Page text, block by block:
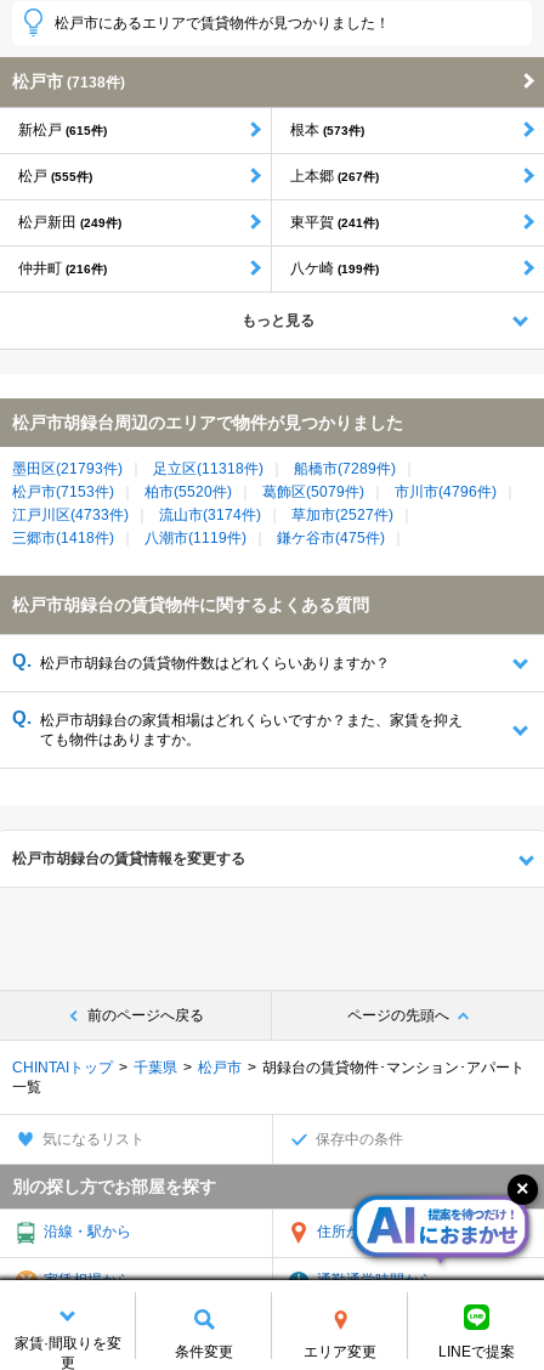
家賃·間取りを変
更
条件変更 エリア変更 LINEで提案
松戸市にあるエリアで賃貸物件が見つかりました！
松戸市 (7138件)
新松戸 (615件) 根本 (573件)
松戸 (555件) 上本郷 (267件)
松戸新田 (249件) 東平賀 (241件)
仲井町 (216件) 八ケ崎 (199件)
もっと見る
松戸市胡録台周辺のエリアで物件が見つかりました
墨田区(21793件) 足立区(11318件)
船橋市(7289件)
松戸市(7153件)
柏市(5520件) 葛飾区(5079件)
市川市(4796件)
江戸川区(4733件)
流山市(3174件)
草加市(2527件)
三郷市(1418件)
八潮市(1119件) 鎌ケ谷市(475件)
松戸市胡録台の賃貸物件に関するよくある質問
松戸市胡録台の賃貸物件数はどれくらいありますか？
松戸市胡録台の家賃相場はどれくらいですか？また、家賃を抑え
ても物件はありますか。
松戸市胡録台の賃貸情報を変更する
前のページへ戻る ページの先頭へ
CHINTAIトップ 千葉県 松戸市
胡録台の賃貸物件･マンション･アパート
一覧
気になるリスト 保存中の条件
別の探し方でお部屋を探す
沿線・駅から 住所から
家賃相場から 通勤通学時間から
TOP